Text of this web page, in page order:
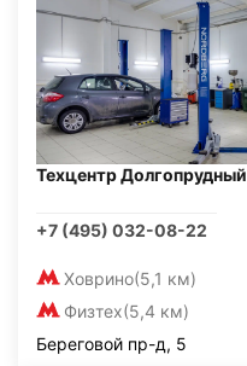
Техцентр Долгопрудный
+7 (495) 032-08-22
Ховрино(5,1 км)
Физтех(5,4 км)
Береговой пр-д, 5